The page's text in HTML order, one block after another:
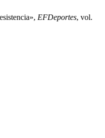
EFDeportes, vol.